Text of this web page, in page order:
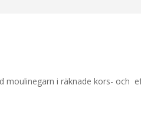
moulinegarn i räknade kors- och